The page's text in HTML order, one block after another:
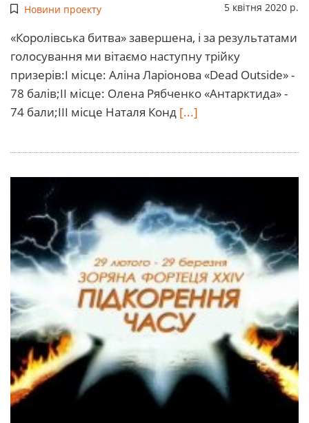
Новини проекту 5 квітня 2020 р.
«Королівська битва» завершена, і за результатами
голосування ми вітаємо наступну трійку
призерів:І місце: Аліна Ларіонова «Dead Outside» -
78 балів;ІІ місце: Олена Рябченко «Антарктида» -
74 бали;ІІІ місце Наталя Конд [...]